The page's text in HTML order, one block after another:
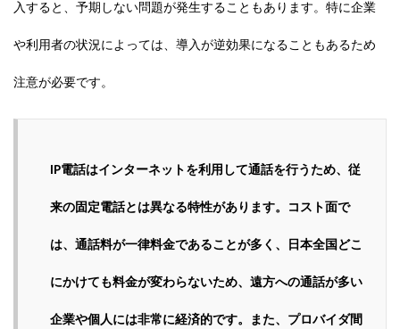
入すると、予期しない問題が発生することもあります。特に企業
や利用者の状況によっては、導入が逆効果になることもあるため
注意が必要です。
IP電話はインターネットを利用して通話を行うため、従
来の固定電話とは異なる特性があります。コスト面で
は、通話料が一律料金であることが多く、日本全国どこ
にかけても料金が変わらないため、遠方への通話が多い
企業や個人には非常に経済的です。また、プロバイダ間